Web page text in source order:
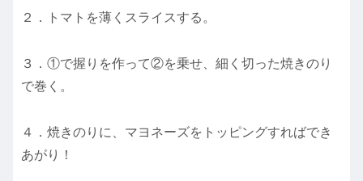
２．トマトを薄くスライスする。
３．①で握りを作って②を乗せ、細く切った焼きのり
で巻く。
４．焼きのりに、マヨネーズをトッピングすればでき
あがり！